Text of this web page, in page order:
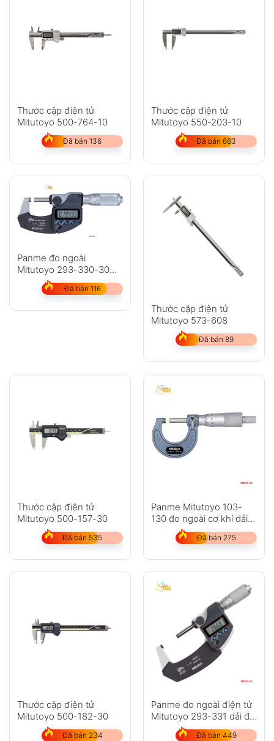
Thước cặp điện tử
Mitutoyo 500-764-10
Đã bán 136
Thước cặp điện tử
Mitutoyo 550-203-10
Đã bán 663
Panme đo ngoài
Mitutoyo 293-330-30
dải đo 0-25mm
Đã bán 116
Thước cặp điện tử
Mitutoyo 573-608
Đã bán 89
Thước cặp điện tử
Mitutoyo 500-157-30
Đã bán 535
Panme Mitutoyo 103-
130 đo ngoài cơ khí dải
đo 25-50mm
Đã bán 275
Thước cặp điện tử
Mitutoyo 500-182-30
Đã bán 234
Panme đo ngoài điện tử
Mitutoyo 293-331 dải đo
25-50mm
Đã bán 449